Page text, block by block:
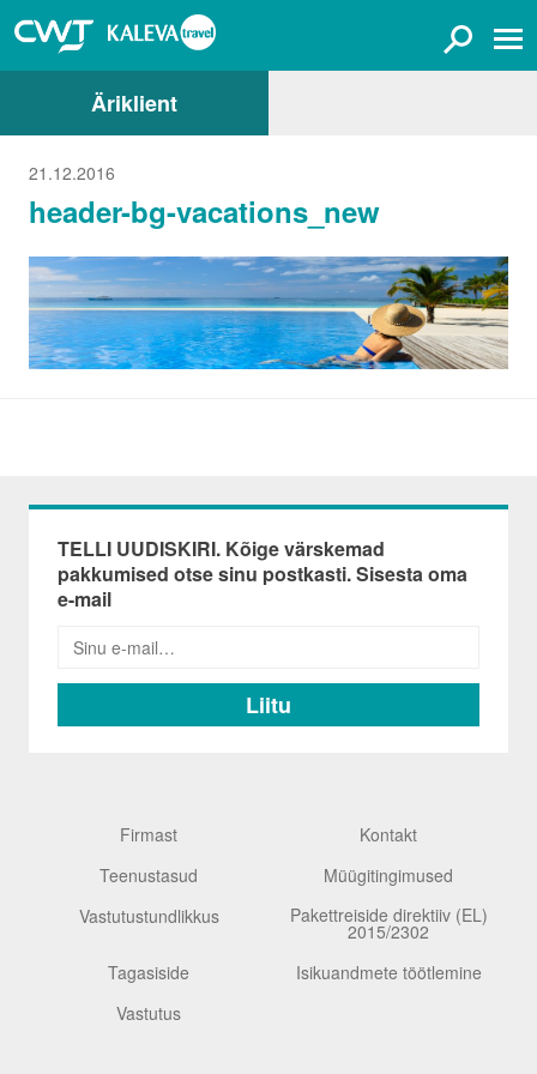
Äriklient
21.12.2016
header-bg-vacations_new
TELLI UUDISKIRI. Kõige värskemad
pakkumised otse sinu postkasti. Sisesta oma
e-mail
Firmast
Kontakt
Teenustasud
Müügitingimused
Vastutustundlikkus
Pakettreiside direktiiv (EL)
2015/2302
Tagasiside
Isikuandmete töötlemine
Vastutus